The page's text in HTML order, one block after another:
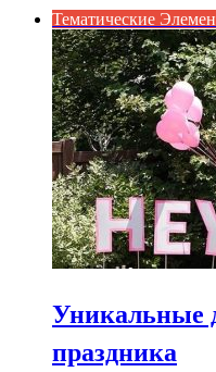
Тематические
Уникальные
праздника